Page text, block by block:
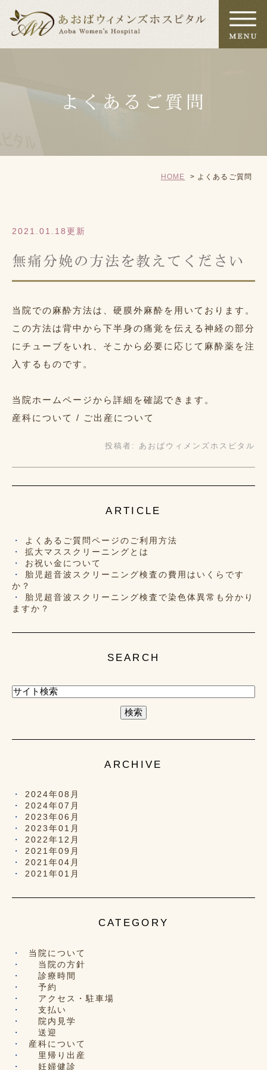
よくあるご質問
HOME よくあるご質問
2021.01.18更新
無痛分娩の方法を教えてください
当院での麻酔方法は、硬膜外麻酔を用いております。
この方法は背中から下半身の痛覚を伝える神経の部分
にチューブをいれ、そこから必要に応じて麻酔薬を注
入するものです。
当院ホームページから詳細を確認できます。
産科について / ご出産について
投稿者: あおばウィメンズホスピタル
ARTICLE
よくあるご質問ページのご利用方法
拡大マススクリーニングとは
お祝い金について
胎児超音波スクリーニング検査の費用はいくらです
か？
胎児超音波スクリーニング検査で染色体異常も分かり
ますか？
SEARCH
ARCHIVE
2024年08月
2024年07月
2023年06月
2023年01月
2022年12月
2021年09月
2021年04月
2021年01月
CATEGORY
当院について
当院の方針
診療時間
予約
アクセス・駐車場
支払い
院内見学
送迎
産科について
里帰り出産
妊婦健診